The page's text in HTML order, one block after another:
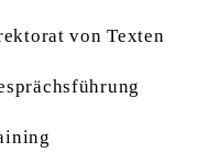
von Texten